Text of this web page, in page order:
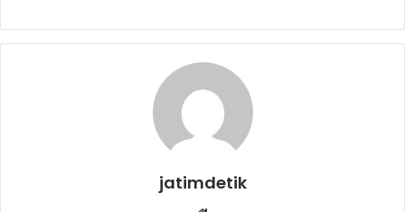
jatimdetik